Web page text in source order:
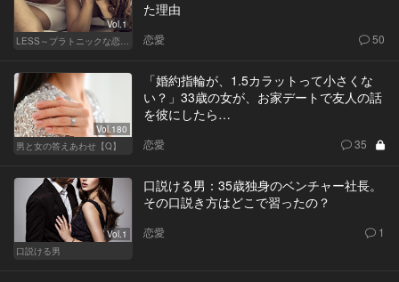
Vol.1
LESS～プラトニックな恋人～
た理由
恋愛 50
Vol.180
男と女の答えあわせ【Q】
「婚約指輪が、1.5カラットって小さくな
い？」33歳の女が、お家デートで友人の話
を彼にしたら…
恋愛 35
Vol.1
口説ける男
口説ける男：35歳独身のベンチャー社長。
その口説き方はどこで習ったの？
恋愛 1